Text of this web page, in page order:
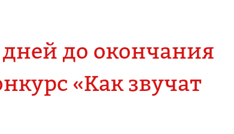
дней до окончания
«Как звучат